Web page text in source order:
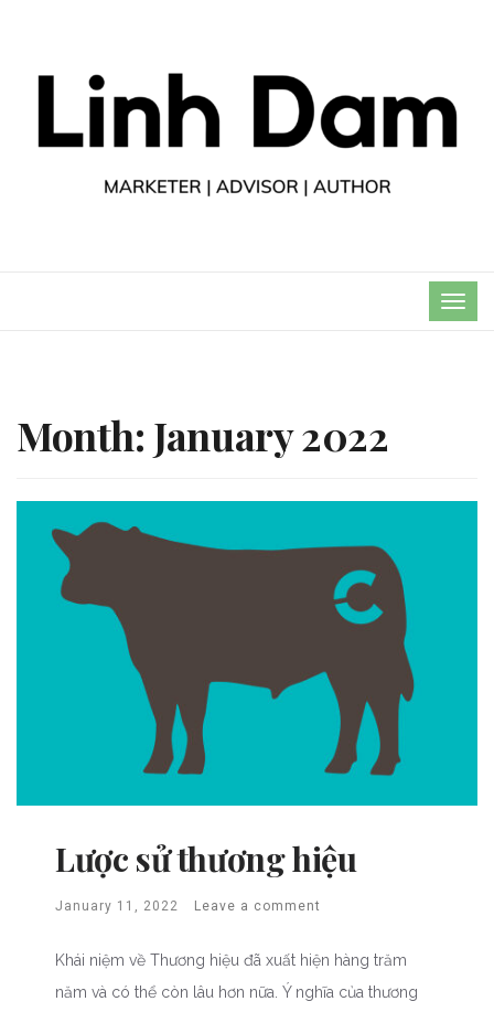
Month: January 2022
Lược sử thương hiệu
January 11, 2022 Leave a comment
Khái niệm về Thương hiệu đã xuất hiện hàng trăm
năm và có thể còn lâu hơn nữa. Ý nghĩa của thương